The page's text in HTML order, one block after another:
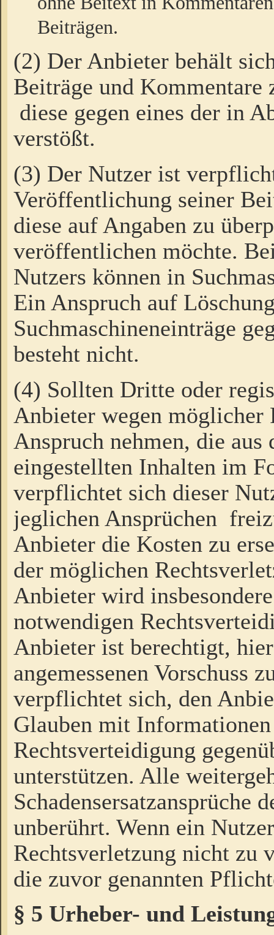
Beiträgen.
(2) Der Anbieter behält
Beiträge und Kommentare
diese gegen eines der in
verstößt.
(3) Der Nutzer ist
Veröffentlichung seiner
diese auf Angaben zu
veröffentlichen möchte.
Nutzers können in
Ein Anspruch auf
Suchmaschineneinträge
besteht nicht.
(4) Sollten Dritte oder
Anbieter wegen möglicher
Anspruch nehmen, die
eingestellten Inhalten im
verpflichtet sich dieser
jeglichen Ansprüchen
Anbieter die Kosten zu
der möglichen
Anbieter wird
notwendigen
Anbieter ist berechtigt,
angemessenen Vorschuss
verpflichtet sich, den
Glauben mit
Rechtsverteidigung
unterstützen. Alle
Schadensersatzansprüche
unberührt. Wenn ein
Rechtsverletzung nicht zu
die zuvor genannten
§ 5 Urheber- und